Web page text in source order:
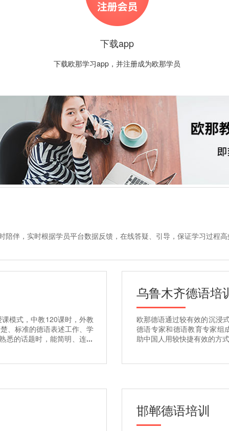
伴，实时根据学员平台数据反馈，在线答疑、引导，保证学习过程
模式，中教120课时，外教
、标准的德语表述工作、学
悉的话题时，能简明、连贯
乌鲁木齐德语培
欧那德语通过较有效的沉浸
德语专家和德语教育专家组
助中国人用较快捷有效的方
邯郸德语培训
下载app
下载欧那学习app，并注册成为欧那学员